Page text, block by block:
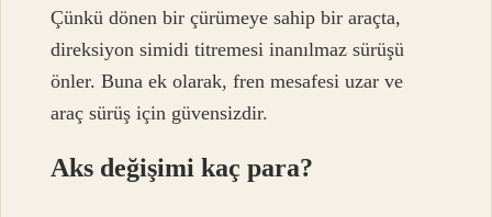
Çünkü dönen bir çürümeye sahip bir araçta,
direksiyon simidi titremesi inanılmaz sürüşü
önler. Buna ek olarak, fren mesafesi uzar ve
araç sürüş için güvensizdir.
Aks değişimi kaç para?